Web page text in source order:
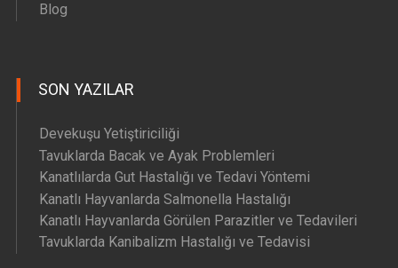
Blog
SON YAZILAR
Devekuşu Yetiştiriciliği
Tavuklarda Bacak ve Ayak Problemleri
Kanatlılarda Gut Hastalığı ve Tedavi Yöntemi
Kanatlı Hayvanlarda Salmonella Hastalığı
Kanatlı Hayvanlarda Görülen Parazitler ve Tedavileri
Tavuklarda Kanibalizm Hastalığı ve Tedavisi